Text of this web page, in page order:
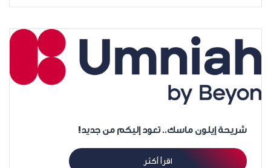
شريحة إيلون ماسك.. تعود إليكم من جديد!
اقرأ أكثر